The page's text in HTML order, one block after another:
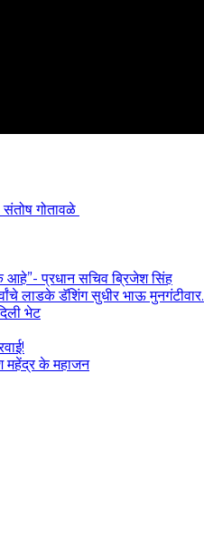
गोतावळे
आहे”- प्रधान सचिव ब्रिजेश सिंह
लाडके डॅशिंग सुधीर भाऊ मुनगंटीवार.
भेट
महेंद्र के महाजन